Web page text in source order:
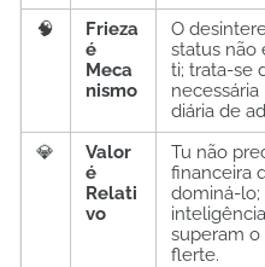
🧠
Frieza
é
Meca
nismo
O
status não
ti; trata-se
diária de
💎
Valor
é
Relati
vo
Tu não
financeira
dominá-lo;
superam o
flerte.